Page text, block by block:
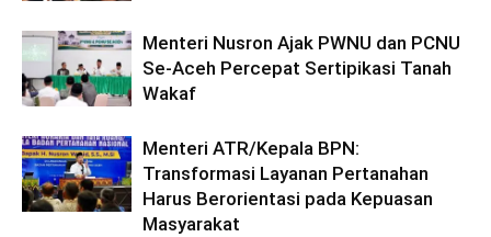
Menteri Nusron Ajak PWNU dan PCNU
Se-Aceh Percepat Sertipikasi Tanah
Wakaf
Menteri ATR/Kepala BPN:
Transformasi Layanan Pertanahan
Harus Berorientasi pada Kepuasan
Masyarakat